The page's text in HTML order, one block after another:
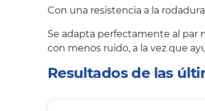
Con una resistencia a la
Se adapta perfectamente al par
con menos ruido, a la vez que
Resultados de las